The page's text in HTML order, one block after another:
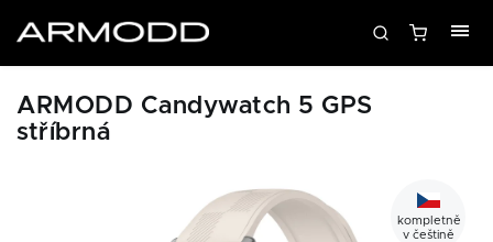
ARMODD Candywatch 5 GPS
stříbrná
kompletně
v češtině